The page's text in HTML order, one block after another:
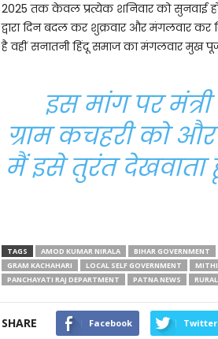
2025 तक केवल प्रत्येक शनिवार को सुनवाई
द्वारा दिन बदल कर शुक्रवार और मंगलवार
है वहीं सनातनी हिंदू समाज का मंगलवार मुख
इस मांग पर
ग्राम कचहरी को
मैं इसे तुरंत
TAGS AMOD KUMAR NIRALA BIHAR GOVERNMENT
GRAM KACHAHARI
LOCAL SELF GOVERNMENT
PANCHAYATI RAJ DEPARTMENT
PATNA NEWS
SHARE Facebook Twitter